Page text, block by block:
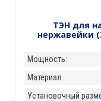
ТЭН для
нержавейки
Мощность:
Материал:
Установочный